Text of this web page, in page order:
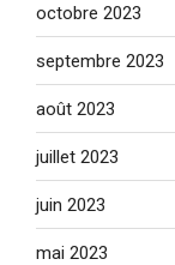
octobre 2023
septembre 2023
août 2023
juillet 2023
juin 2023
mai 2023